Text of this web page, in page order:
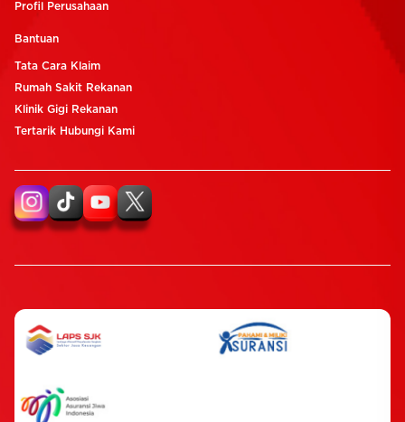
Profil Perusahaan
Bantuan
Tata Cara Klaim
Rumah Sakit Rekanan
Klinik Gigi Rekanan
Tertarik Hubungi Kami